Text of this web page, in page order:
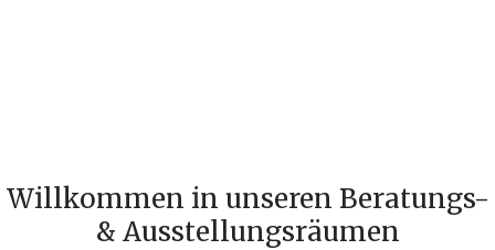
Willkommen in unseren Beratungs-
& Ausstellungsräumen